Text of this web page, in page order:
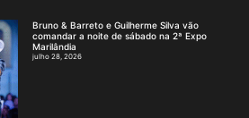
Bruno & Barreto e Guilherme Silva vão
comandar a noite de sábado na 2ª Expo
Marilândia
julho 28, 2026